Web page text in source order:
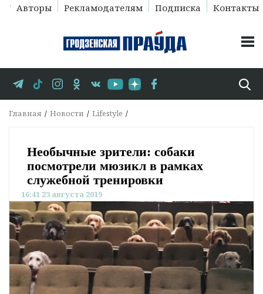
Авторы Рекламодателям Подписка Контакты
Главная Новости Lifestyle
Необычные зрители: собаки
посмотрели мюзикл в рамках
служебной тренировки
16:41 23 августа 2019